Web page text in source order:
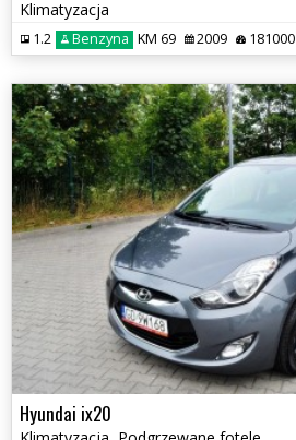
Klimatyzacja
1.2 Benzyna KM 69 2009 181000
Hyundai ix20